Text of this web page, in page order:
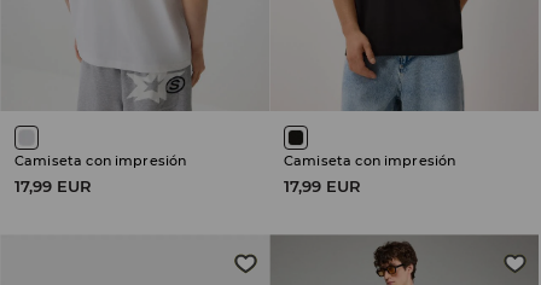
Camiseta con impresión
17,99 EUR
Camiseta con impresión
17,99 EUR